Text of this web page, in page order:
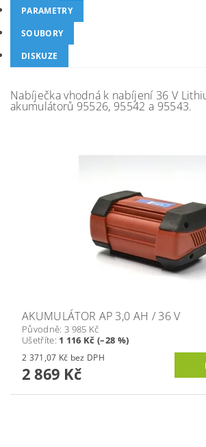
PARAMETRY
SOUBORY
DISKUZE
Nabíječka vhodná k nabíjení 36 V
akumulátorů 95526, 95542 a 95543.
AKUMULÁTOR AP 3,0 AH / 36 V
Původně: 3 985 Kč
Ušetříte: 1 116 Kč (–28 %)
2 371,07 Kč bez DPH
2 869 Kč